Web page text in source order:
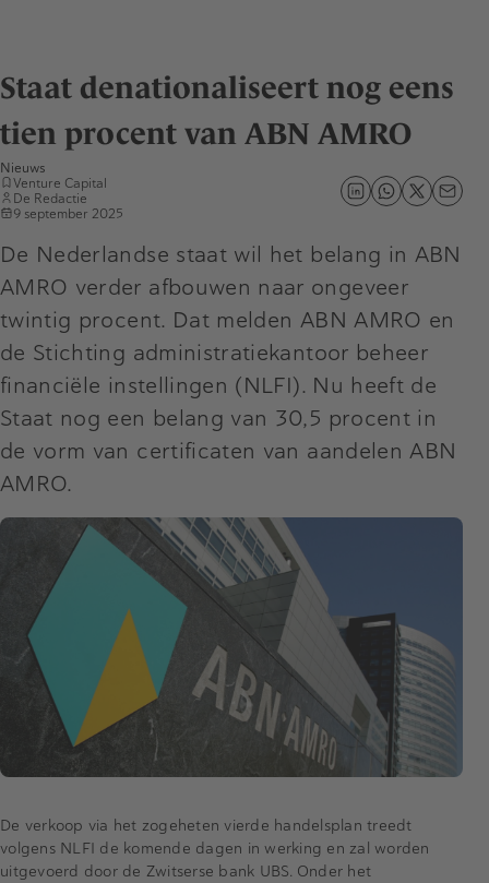
Staat denationaliseert nog eens
tien procent van ABN AMRO
Nieuws
Venture Capital
De Redactie
9 september 2025
De Nederlandse staat wil het belang in ABN
AMRO verder afbouwen naar ongeveer
twintig procent. Dat melden ABN AMRO en
de Stichting administratiekantoor beheer
financiële instellingen (NLFI). Nu heeft de
Staat nog een belang van 30,5 procent in
de vorm van certificaten van aandelen ABN
AMRO.
De verkoop via het zogeheten vierde handelsplan treedt
volgens NLFI de komende dagen in werking en zal worden
uitgevoerd door de Zwitserse bank UBS. Onder het